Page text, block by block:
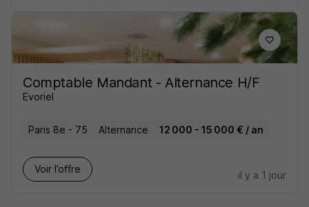
Comptable Mandant - Alternance H/F
Evoriel
Paris 8e - 75 Alternance 12 000 - 15 000 € / an
Voir l’offre
il y a 1 jour